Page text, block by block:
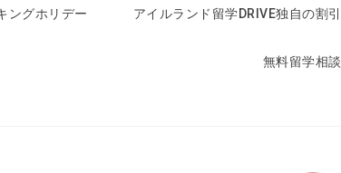
ングホリデー アイルランド留学DRIVE独自の割引
無料留学相談